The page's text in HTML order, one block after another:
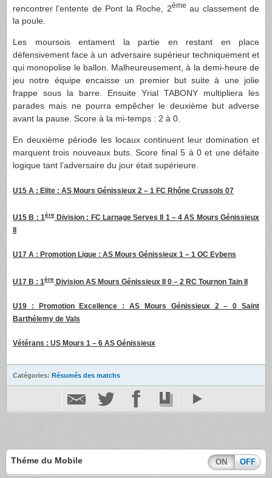
rencontrer l’entente de Pont la Roche, 2ème au classement de
la poule.
Les moursois entament la partie en restant en place
défensivement face à un adversaire supérieur techniquement et
qui monopolise le ballon. Malheureusement, à la demi-heure de
jeu notre équipe encaisse un premier but suite à une jolie
frappe sous la barre. Ensuite Yrial TABONY multipliera les
parades mais ne pourra empêcher le deuxième but adverse
avant la pause. Score à la mi-temps : 2 à 0.
En deuxième période les locaux continuent leur domination et
marquent trois nouveaux buts. Score final 5 à 0 et une défaite
logique tant l’adversaire du jour était supérieure.
U15 A : Elite : AS Mours Génissieux 2 – 1 FC Rhône Crussols 07
U15 B : 1èreDivision : FC Larnage Serves II 1 – 4 AS Mours Génissieux
II
U17 A : Promotion Ligue : AS Mours Génissieux 1 – 1 OC Eybens
U17 B : 1ère Division AS Mours Génissieux II 0 – 2 RC Tournon Tain II
U19 : Promotion Excellence : AS Mours Génissieux 2 – 0 Saint
Barthélemy de Vals
Vétérans : US Mours 1 – 6 AS Génissieux
Catégories: Résumés des matchs
Théme du Mobile ON OFF